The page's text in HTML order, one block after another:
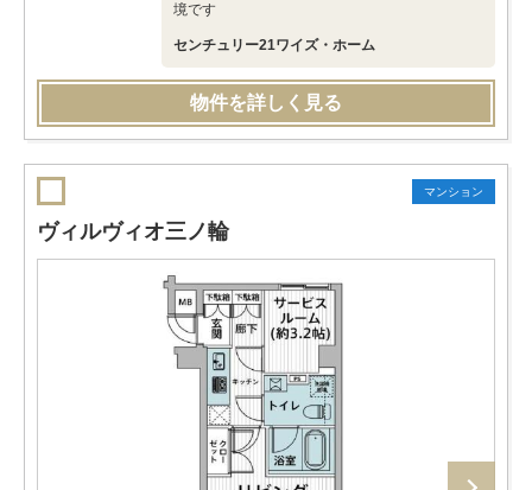
境です
センチュリー21ワイズ・ホーム
物件を詳しく見る
マンション
ヴィルヴィオ三ノ輪